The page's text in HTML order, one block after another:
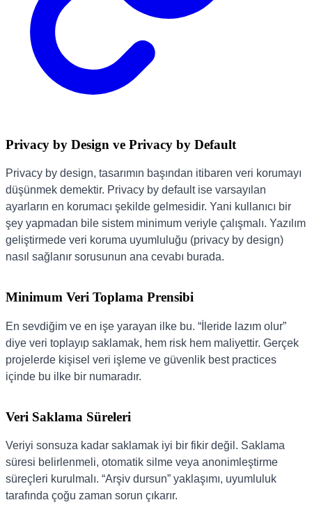
Privacy by Design ve Privacy by Default
Privacy by design, tasarımın başından itibaren veri korumayı
düşünmek demektir. Privacy by default ise varsayılan
ayarların en korumacı şekilde gelmesidir. Yani kullanıcı bir
şey yapmadan bile sistem minimum veriyle çalışmalı. Yazılım
geliştirmede veri koruma uyumluluğu (privacy by design)
nasıl sağlanır sorusunun ana cevabı burada.
Minimum Veri Toplama Prensibi
En sevdiğim ve en işe yarayan ilke bu. “İleride lazım olur”
diye veri toplayıp saklamak, hem risk hem maliyettir. Gerçek
projelerde kişisel veri işleme ve güvenlik best practices
içinde bu ilke bir numaradır.
Veri Saklama Süreleri
Veriyi sonsuza kadar saklamak iyi bir fikir değil. Saklama
süresi belirlenmeli, otomatik silme veya anonimleştirme
süreçleri kurulmalı. “Arşiv dursun” yaklaşımı, uyumluluk
tarafında çoğu zaman sorun çıkarır.